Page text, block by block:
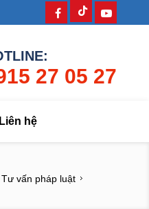
27 05 27
Liên hệ
Tư vấn pháp luật